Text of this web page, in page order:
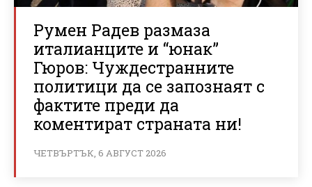
Румен Радев размаза
италианците и “юнак”
Гюров: Чуждестранните
политици да се запознаят с
фактите преди да
коментират страната ни!
ЧЕТВЪРТЪК, 6 АВГУСТ 2026